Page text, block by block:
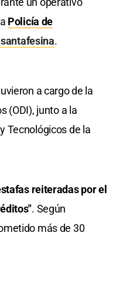
Policía de
.
a cargo de la
(ODI), junto a la
Tecnológicos de la
reiteradas por el
. Según
más de 30